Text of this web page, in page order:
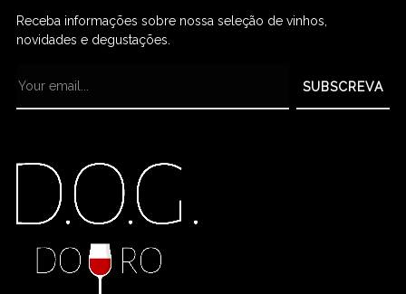
Receba informações sobre nossa seleção de vinhos,
novidades e degustações.
SUBSCREVA